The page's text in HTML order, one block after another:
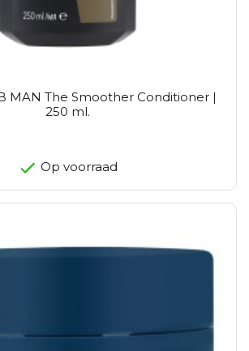
MAN The Smoother Conditioner |
250 ml.
Op voorraad